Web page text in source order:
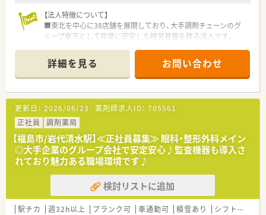
【法人特徴について】
■東北を中心に38店舗を展開しており、大手調剤チェーンのグ
ループ傘下として非常に安定した経営基盤を誇る法人です。
つけ薬局として身近で頼れる存在を目指し続けています。
■代表取締役も薬剤師免許を保持しており、現場の苦労ややりが
いを深く理解したうえで会社一丸となった運営を行っていま
す。
【店舗情報と応需状況について】
■福島交通飯坂線の岩代清水駅から徒歩3分という好立地にあ
り、無料駐車場も完備しているため車通勤も非常に便利です。
■応需科目は眼科が50％、整形外科が35％と特定科目が中心で
あり、残りの15％は広域の処方箋を面で応需しています。
■1日平均130枚の処方箋を薬剤師4名と事務4名のゆとりある体
制で対応しており、一人ひとりに丁寧な服薬指導が可能です。
【求人情報について】
■パート薬剤師としての募集であり、ライフスタイルに合わせて
詳細を見る お問い合わせ
更新日： 2026/06/23 薬剤師求人ID： 705561
正社員
調剤薬局
【福島市/岩代清水駅】≪正社員募集≫ 眼科・整形外科メイン
◎大手企業のグループ会社で安定安心♪監査機器も導入さ
れており魅力ある職場環境です♪
検討リストに追加
駅チカ 週32h以上 ブランク可 車通勤可 積雪あり シフト制